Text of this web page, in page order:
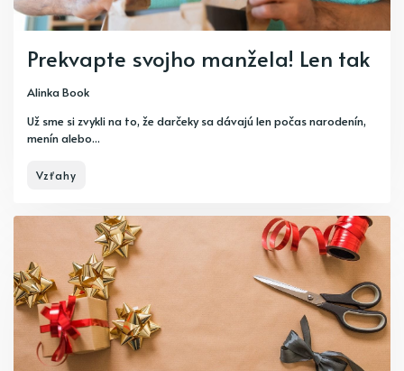
Prekvapte svojho manžela! Len tak
Alinka Book
Už sme si zvykli na to, že darčeky sa dávajú len počas narodenín,
menín alebo...
Vzťahy